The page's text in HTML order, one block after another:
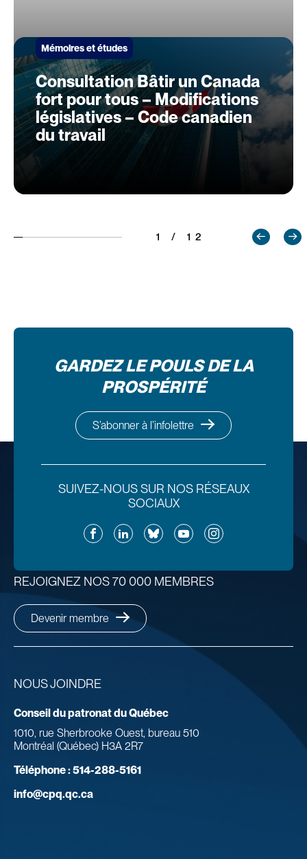
Mémoires et études
Consultation Bâtir un Canada
fort pour tous – Modifications
législatives – Code canadien
du travail
1 / 12
GARDEZ LE POULS DE LA
PROSPÉRITÉ
S’abonner à l’infolettre
SUIVEZ-NOUS SUR NOS RÉSEAUX
SOCIAUX
FacebookLinkedInBlueskyYouTubeInstagram
NOUS JOINDRE
Conseil du patronat du Québec
1010, rue Sherbrooke Ouest, bureau 510
Montréal (Québec) H3A 2R7
Téléphone :514-288-5161
info@cpq.qc.ca
REJOIGNEZ NOS 70 000 MEMBRES
Devenir membre